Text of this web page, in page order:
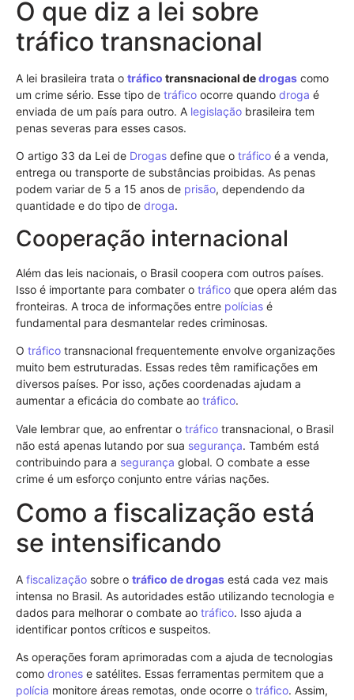
O que diz a lei sobre
tráfico transnacional
A lei brasileira trata o tráfico transnacional dedrogas como
um crime sério. Esse tipo de tráfico ocorre quando droga é
enviada de um país para outro. A legislação brasileira tem
penas severas para esses casos.
O artigo 33 da Lei de Drogas define que o tráfico é a venda,
entrega ou transporte de substâncias proibidas. As penas
podem variar de 5 a 15 anos de prisão, dependendo da
quantidade e do tipo de droga.
Cooperação internacional
Além das leis nacionais, o Brasil coopera com outros países.
Isso é importante para combater o tráfico que opera além das
fronteiras. A troca de informações entre polícias é
fundamental para desmantelar redes criminosas.
O tráfico transnacional frequentemente envolve organizações
muito bem estruturadas. Essas redes têm ramificações em
diversos países. Por isso, ações coordenadas ajudam a
aumentar a eficácia do combate ao tráfico.
Vale lembrar que, ao enfrentar o tráfico transnacional, o Brasil
não está apenas lutando por sua segurança. Também está
contribuindo para a segurança global. O combate a esse
crime é um esforço conjunto entre várias nações.
Como a fiscalização está
se intensificando
A fiscalização sobre o tráfico de drogas está cada vez mais
intensa no Brasil. As autoridades estão utilizando tecnologia e
dados para melhorar o combate ao tráfico. Isso ajuda a
identificar pontos críticos e suspeitos.
As operações foram aprimoradas com a ajuda de tecnologias
como drones e satélites. Essas ferramentas permitem que a
polícia monitore áreas remotas, onde ocorre o tráfico. Assim,